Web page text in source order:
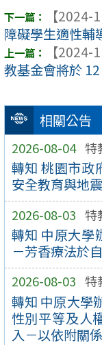
相關公告
2026-08-04 特
轉知 桃園市政
安全教育與地
2026-08-03 特
轉知 中原大學
－芳香療法於
2026-08-03 特
轉知 中原大學
性別平等及人
入－以依附關
【2024-
障礙學生適性輔
【2024-
教基金會將於